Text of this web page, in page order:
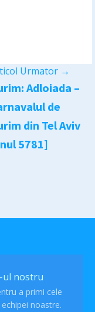
Urmator →
Adloiada –
de
din Tel Aviv
5781]
ul nostru
a primi cele
noastre.